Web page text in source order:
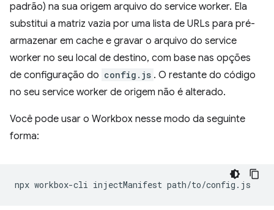
padrão) na sua origem arquivo do service worker. Ela
substitui a matriz vazia por uma lista de URLs para pré-
armazenar em cache e gravar o arquivo do service
worker no seu local de destino, com base nas opções
de configuração do config.js . O restante do código
no seu service worker de origem não é alterado.
Você pode usar o Workbox nesse modo da seguinte
forma:
npx workbox-cli injectManifest